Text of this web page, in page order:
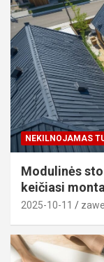
NEKILNOJAMAS
Modulinės
keičiasi
2025-10-11 zawe